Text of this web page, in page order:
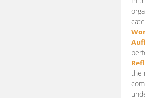
the